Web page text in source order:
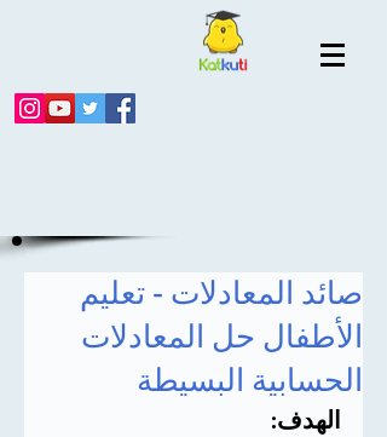
صائد المعادلات - تعليم
الأطفال حل المعادلات
الحسابية البسيطة
الهدف: